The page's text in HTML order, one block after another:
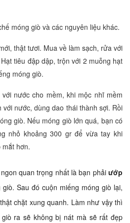
móng giò và các nguyên liệu khác.
thật tươi. Mua về làm sạch, rửa với
tiêu đập dập, trộn với 2 muỗng hạt
móng giò.
nước cho mềm, khi mộc nhĩ mềm
nước, dùng dao thái thành sợi. Rồi
giò. Nếu móng giò lớn quá, bạn có
nhỏ khoảng 300 gr để vừa tay khi
hơn.
quan trọng nhất là bạn phải ướp
giò. Sau đó cuộn miếng móng giò lại,
chặt xung quanh. Làm như vậy thì
ra sẽ không bị nát mà sẽ rất đẹp